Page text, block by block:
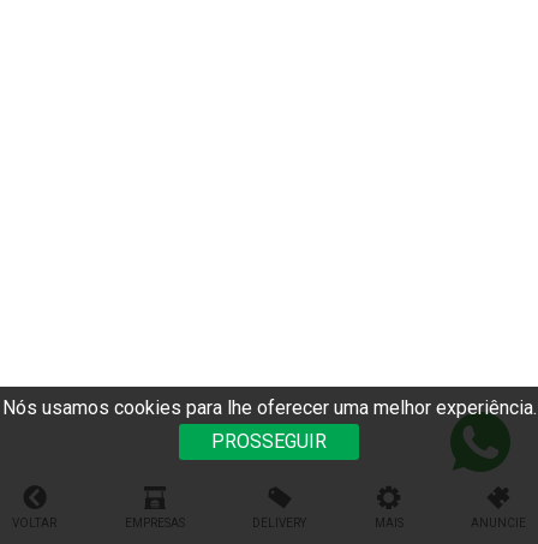
Nós usamos cookies para lhe oferecer uma melhor experiência.
PROSSEGUIR
VOLTAR EMPRESAS DELIVERY MAIS ANUNCIE